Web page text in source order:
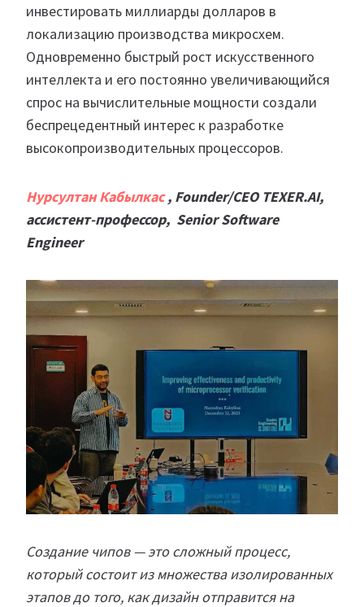
инвестировать миллиарды долларов в
локализацию производства микросхем.
Одновременно быстрый рост искусственного
интеллекта и его постоянно увеличивающийся
спрос на вычислительные мощности создали
беспрецедентный интерес к разработке
высокопроизводительных процессоров.
Нурсултан Кабылкас, Founder/CEO TEXER.AI,
ассистент-профессор, Senior Software
Engineer
Создание чипов — это сложный процесс,
который состоит из множества изолированных
этапов до того, как дизайн отправится на